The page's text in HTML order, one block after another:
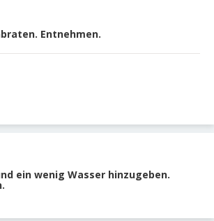
Entnehmen.
ein wenig Wasser hinzugeben.